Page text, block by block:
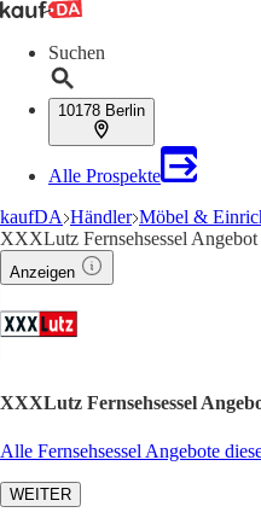
Suchen
10178 Berlin
Alle Prospekte
kaufDA Händler Möbel &
XXXLutz Fernsehsessel Angebot
Anzeigen
XXXLutz Fernsehsessel
Alle Fernsehsessel Angebote
WEITER